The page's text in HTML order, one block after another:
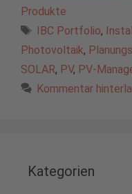
Produkte
Schlagwörter
IBC Portfolio,
Photovoltaik,
SOLAR, PV, PV-
Kommentar
Kategorien